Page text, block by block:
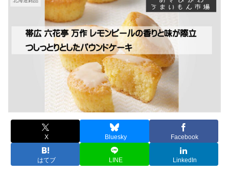
X Bluesky Facebook
はてブ LINE LinkedIn